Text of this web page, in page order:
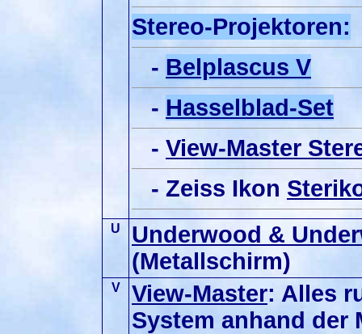
Stereo-Projektoren:
- Belplascus V
- Hasselblad-Set
- View-Master
- Zeiss Ikon
U
Underwood &
(Metallschirm)
V View-Master: Alles
System anhand der